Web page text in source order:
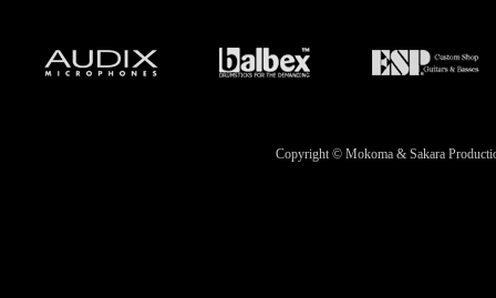
Copyright © Mokoma & Sakara